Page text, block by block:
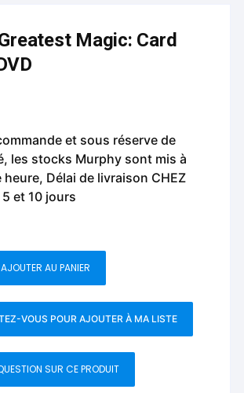
Magic: Card
et sous réserve de
les stocks Murphy sont mis à
Délai de livraison CHEZ
et 10 jours
AJOUTER AU PANIER
VOUS POUR AJOUTER À MA LISTE
SUR CE PRODUIT